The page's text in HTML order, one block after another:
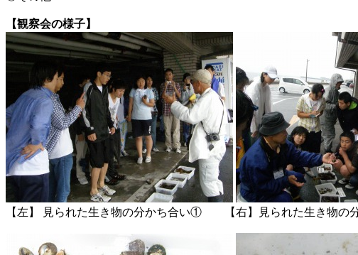
【観察会の様子】
【左】 見られた生き物の分かち合い① 【右】見られた生き物の